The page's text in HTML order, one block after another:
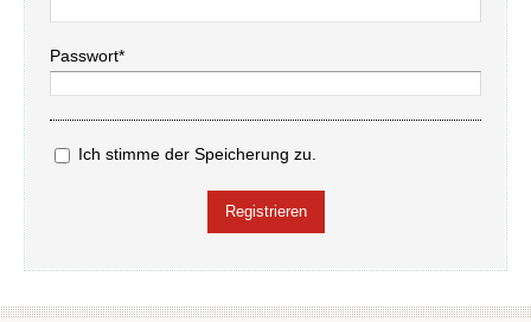
Passwort*
Ich stimme der Speicherung zu.